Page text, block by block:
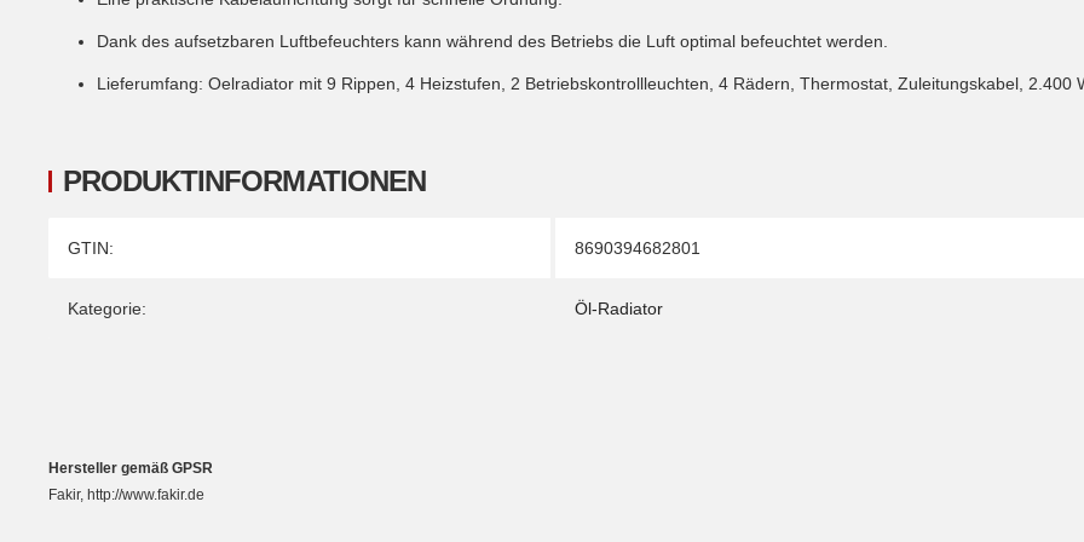
PRODUKTINFORMATIONEN
Produkteigenschaft
Wert
GTIN: 8690394682801
Kategorie: Öl-Radiator
Dank des aufsetzbaren Luftbefeuchters kann während des Betriebs die Luft optimal befeuchtet werden.
Lieferumfang: Oelradiator mit 9 Rippen, 4 Heizstufen, 2 Betriebskontrollleuchten, 4 Rädern, Thermostat, Zuleitungskabel, 2.400
Hersteller gemäß GPSR
Fakir, http://www.fakir.de